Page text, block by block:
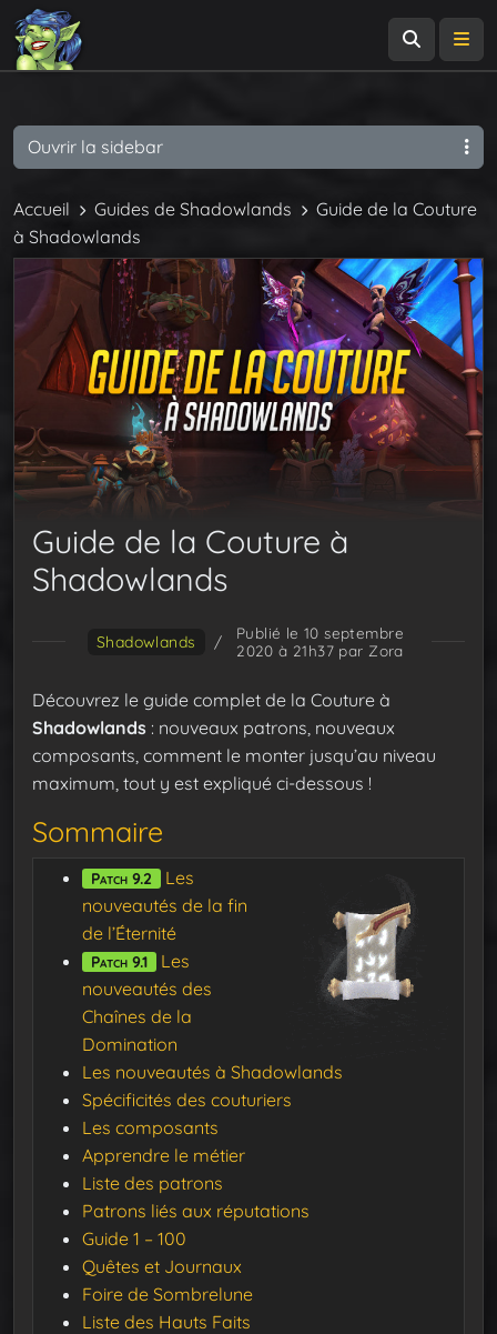
Accueil Guides de Shadowlands
Guide de la Couture
à Shadowlands
Guide de la Couture à
Shadowlands
Shadowlands /
Publié le 10 septembre
2020 à 21h37 par Zora
Découvrez le guide complet de la Couture à
Shadowlands : nouveaux patrons, nouveaux
composants, comment le monter jusqu’au niveau
maximum, tout y est expliqué ci-dessous !
Sommaire
Patch 9.2
Les
nouveautés de la fin
de l’Éternité
Patch 9.1
Les
nouveautés des
Chaînes de la
Domination
Les nouveautés à Shadowlands
Spécificités des couturiers
Les composants
Apprendre le métier
Liste des patrons
Patrons liés aux réputations
Guide 1 – 100
Quêtes et Journaux
Foire de Sombrelune
Liste des Hauts Faits
Ouvrir la sidebar